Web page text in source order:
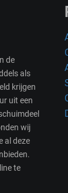
de
als
krijgen
uit een
wij
al deze
te